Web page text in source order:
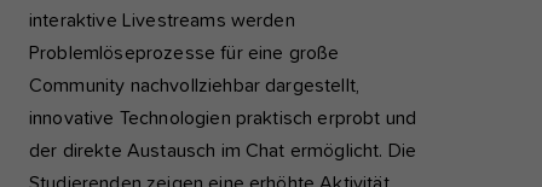
interaktive Livestreams werden
Problemlöseprozesse für eine große
Community nachvollziehbar dargestellt,
innovative Technologien praktisch erprobt und
der direkte Austausch im Chat ermöglicht. Die